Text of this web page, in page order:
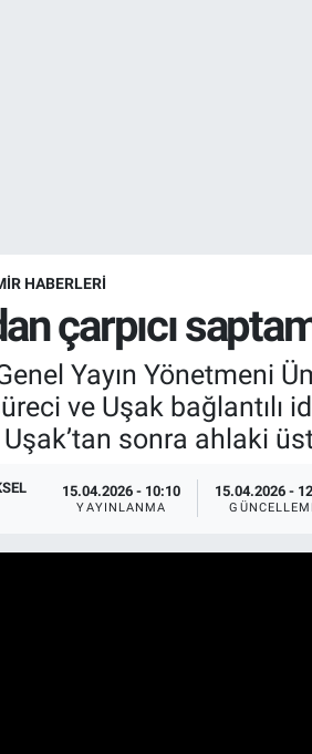
HABERLERİ
çarpıcı
Yayın Yönetmeni
ve Uşak bağlantılı
sonra ahlaki
15.04.2026 - 10:10
YAYINLANMA
15.04.2026 -